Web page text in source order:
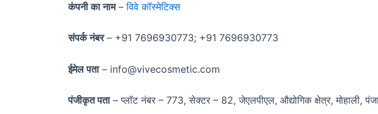
कंपनी का नाम–विवे कॉस्मेटिक्स
संपर्क नंबर– +91 7696930773; +91 7696930773
ईमेल पता– info@vivecosmetic.com
पंजीकृत पता– प्लॉट नंबर – 773, सेक्टर – 82, जेएलपीएल, औद्योगिक क्षेत्र, मोहाली,